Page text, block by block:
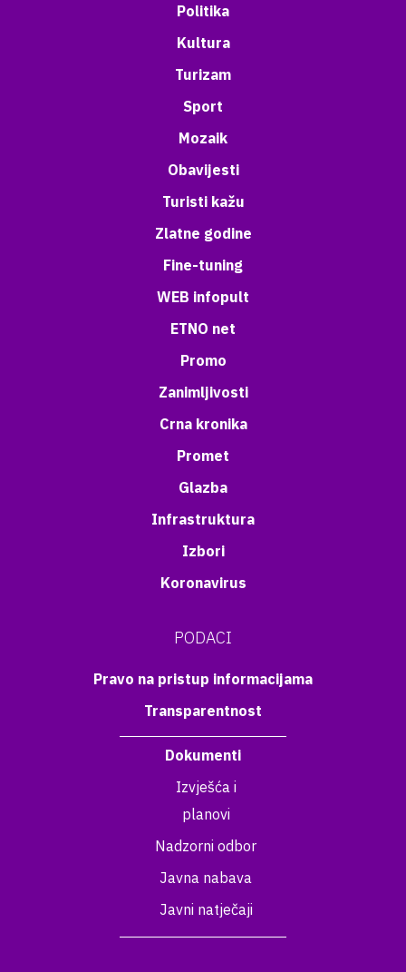
Politika
Kultura
Turizam
Sport
Mozaik
Obavijesti
Turisti kažu
Zlatne godine
Fine-tuning
WEB infopult
ETNO net
Promo
Zanimljivosti
Crna kronika
Promet
Glazba
Infrastruktura
Izbori
Koronavirus
PODACI
Pravo na pristup informacijama
Transparentnost
Dokumenti
Izvješća i
planovi
Nadzorni odbor
Javna nabava
Javni natječaji